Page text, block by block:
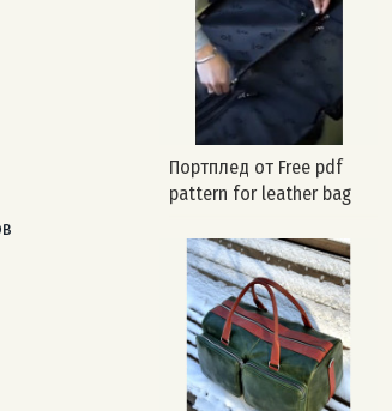
Портплед от Free pdf
pattern for leather bag